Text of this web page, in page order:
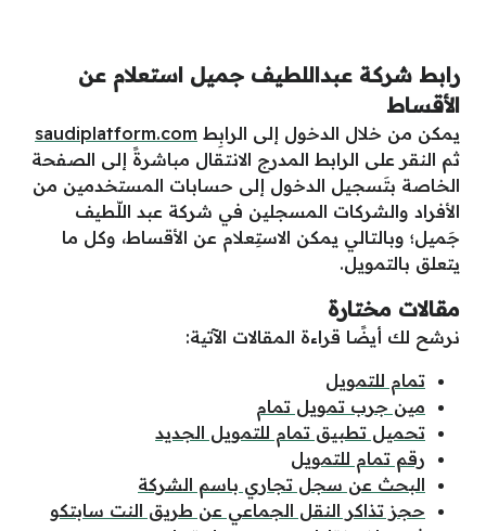
رابط شركة عبداللطيف جميل استعلام عن
الأقساط
يمكن من خلال الدخول إلى الرابِط saudiplatform.com
ثم النقر على الرابط المدرج الانتقال مباشرةً إلى الصفحة
الخاصة بتَسجيل الدخول إلى حسابات المستخدمين من
الأفراد والشركات المسجلين في شركة عبد اللّطيف
جَميل؛ وبالتالي يمكن الاستِعلام عن الأقساط، وكل ما
يتعلق بالتمويل.
مقالات مختارة
نرشح لك أيضًا قراءة المقالات الآتية:
تمام للتمويل
مين جرب تمويل تمام
تحميل تطبيق تمام للتمويل الجديد
رقم تمام للتمويل
البحث عن سجل تجاري باسم الشركة
حجز تذاكر النقل الجماعي عن طريق النت سابتكو